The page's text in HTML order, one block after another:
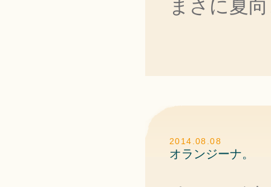
まさに夏
2014.08.08
オランジーナ。